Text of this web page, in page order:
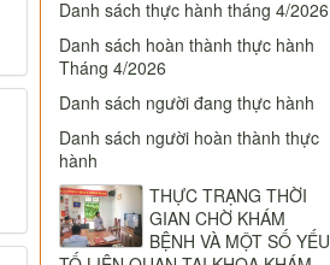
Danh sách thực hành tháng 4/2026
Danh sách hoàn thành thực hành
Tháng 4/2026
Danh sách người đang thực hành
Danh sách người hoàn thành thực
hành
THỰC TRẠNG THỜI
GIAN CHỜ KHÁM
BỆNH VÀ MỘT SỐ YẾU